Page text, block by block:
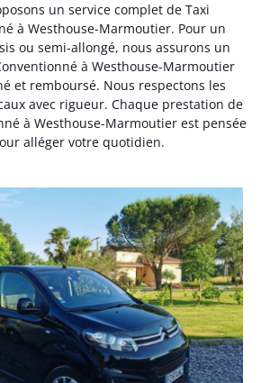
un service complet de Taxi
à Westhouse-Marmoutier. Pour un
ou semi-allongé, nous assurons un
à Westhouse-Marmoutier
et remboursé. Nous respectons les
avec rigueur. Chaque prestation de
à Westhouse-Marmoutier est pensée
alléger votre quotidien.